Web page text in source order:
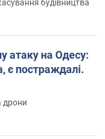
будівництва
атаку на Одесу:
є постраждалі.
дрони